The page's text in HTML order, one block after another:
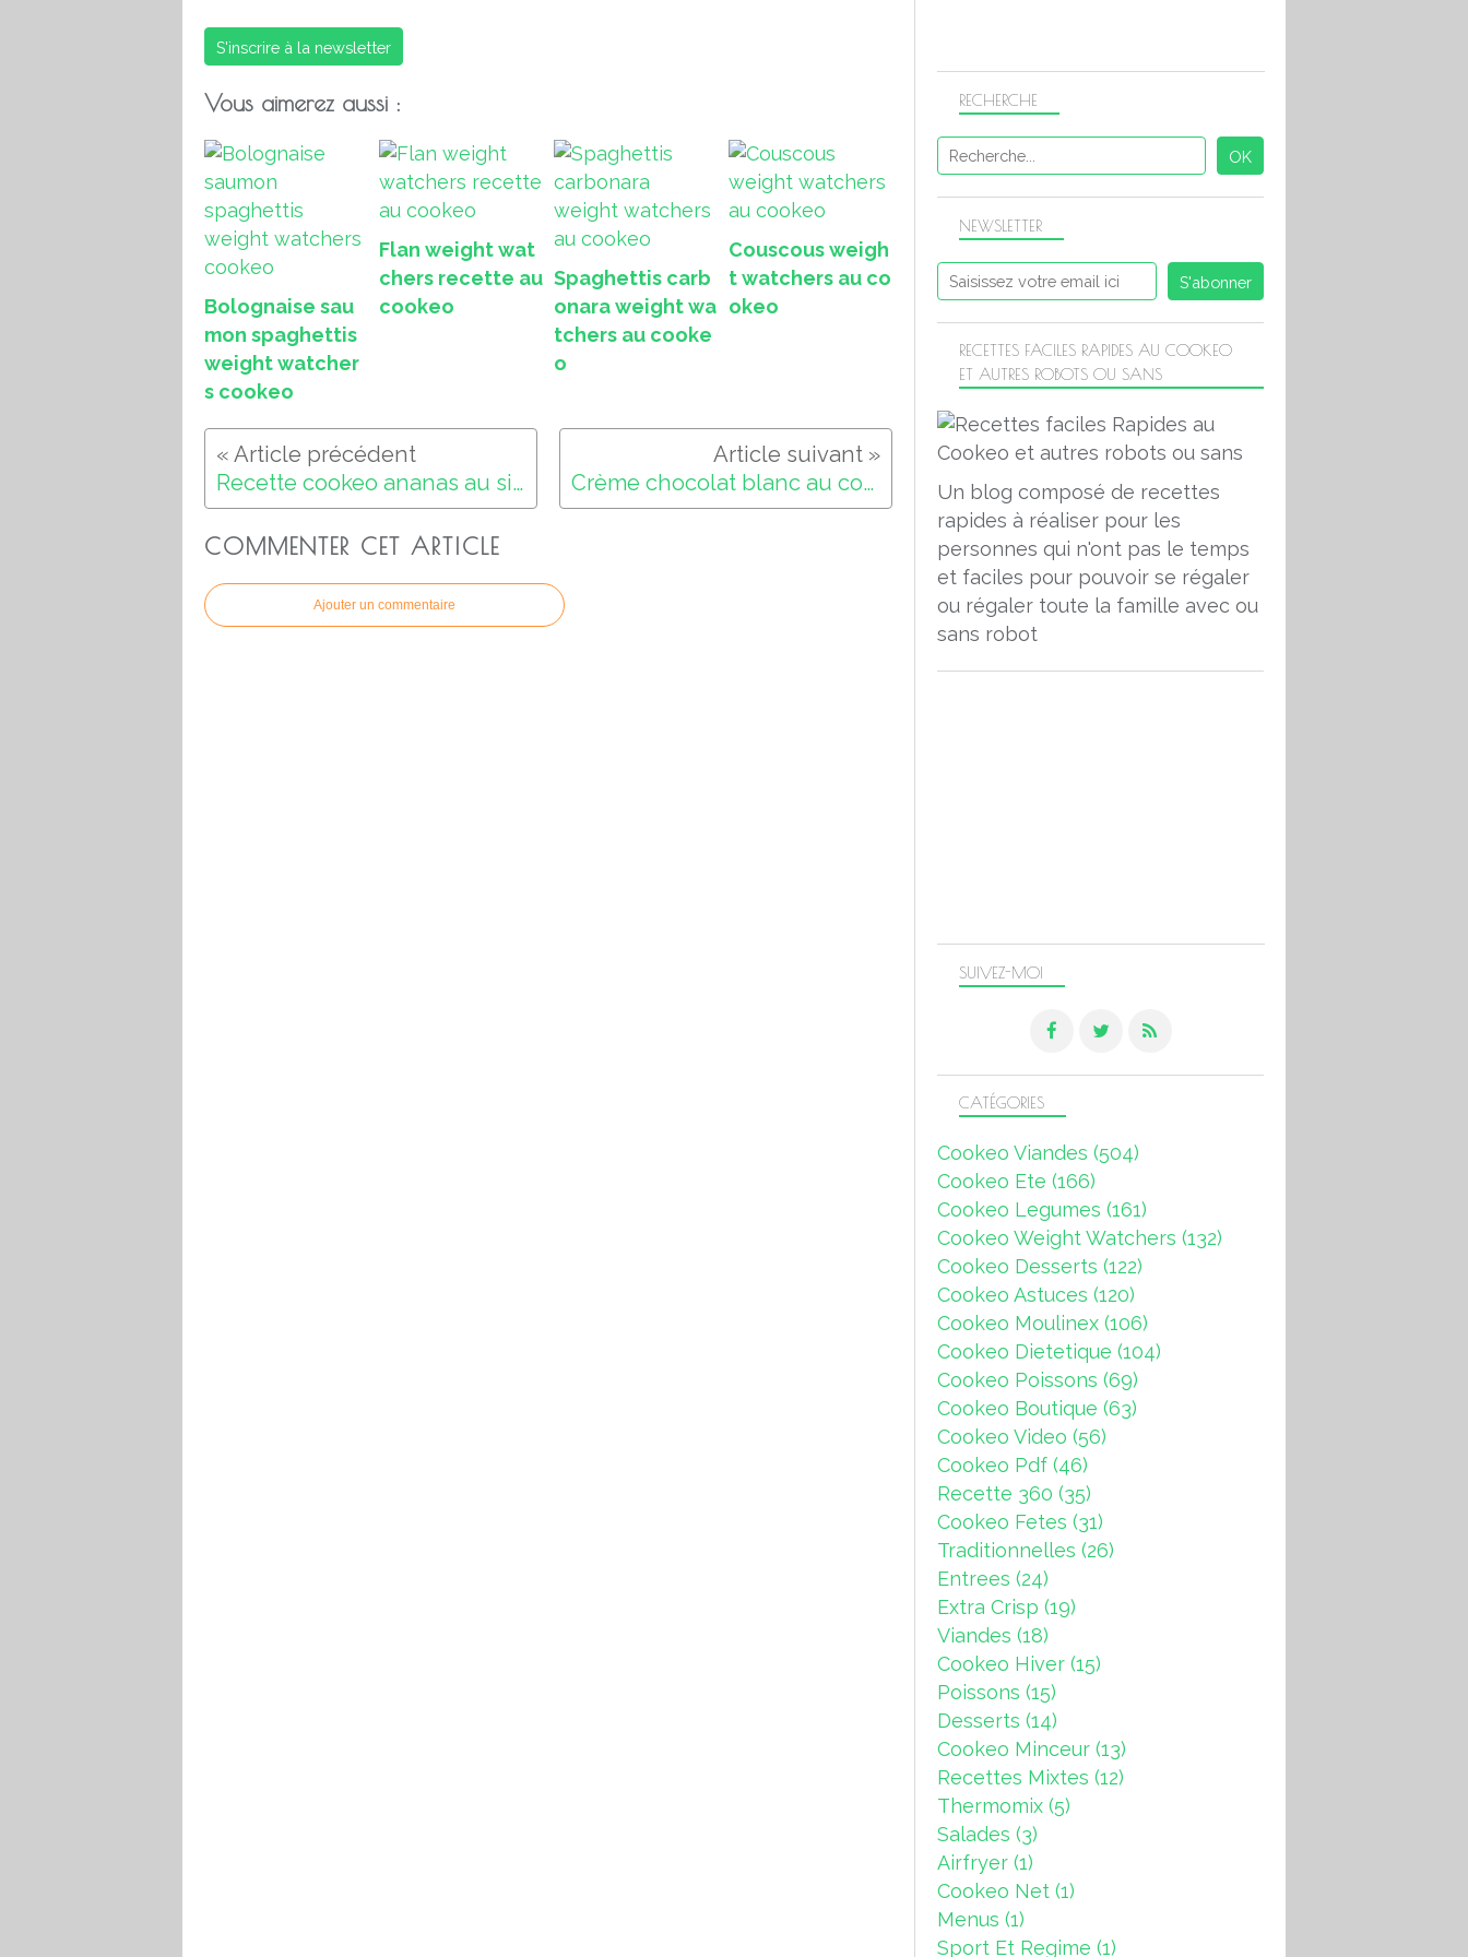
S'inscrire à la newsletter
Vous aimerez aussi :
Bolognaise sau
mon spaghettis
weight watcher
s cookeo
Flan weight wat
chers recette au
cookeo
Spaghettis carb
onara weight wa
tchers au cooke
o
Couscous weigh
t watchers au co
okeo
Recette cookeo ananas au sirop Crème chocolat blanc au cookeo
COMMENTER CET ARTICLE
Ajouter un commentaire
NEWSLETTER
SUIVEZ-MOI
RECHERCHE
RECETTES FACILES RAPIDES AU COOKEO
ET AUTRES ROBOTS OU SANS
Un blog composé de recettes
rapides à réaliser pour les
personnes qui n'ont pas le temps
et faciles pour pouvoir se régaler
ou régaler toute la famille avec ou
sans robot
CATÉGORIES
Cookeo Viandes (504)
Cookeo Ete (166)
Cookeo Legumes (161)
Cookeo Weight Watchers (132)
Cookeo Desserts (122)
Cookeo Astuces (120)
Cookeo Moulinex (106)
Cookeo Dietetique (104)
Cookeo Poissons (69)
Cookeo Boutique (63)
Cookeo Video (56)
Cookeo Pdf (46)
Recette 360 (35)
Cookeo Fetes (31)
Traditionnelles (26)
Entrees (24)
Extra Crisp (19)
Viandes (18)
Cookeo Hiver (15)
Poissons (15)
Desserts (14)
Cookeo Minceur (13)
Recettes Mixtes (12)
Thermomix (5)
Salades (3)
Airfryer (1)
Cookeo Net (1)
Menus (1)
Sport Et Regime (1)